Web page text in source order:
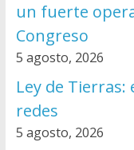
un fuerte
Congreso
5 agosto, 2026
Ley de Tierras:
redes
5 agosto, 2026